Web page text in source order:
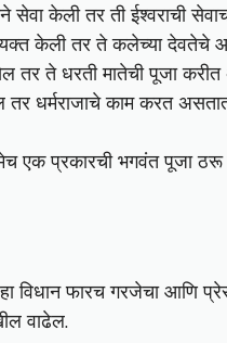
सेवा केली तर ती ईश्वराची
केली तर ते कलेच्या देवतेचे
तर ते धरती मातेची पूजा
तर धर्मराजाचे काम करत
एक प्रकारची भगवंत पूजा
विधान फारच गरजेचा आणि
वाढेल.